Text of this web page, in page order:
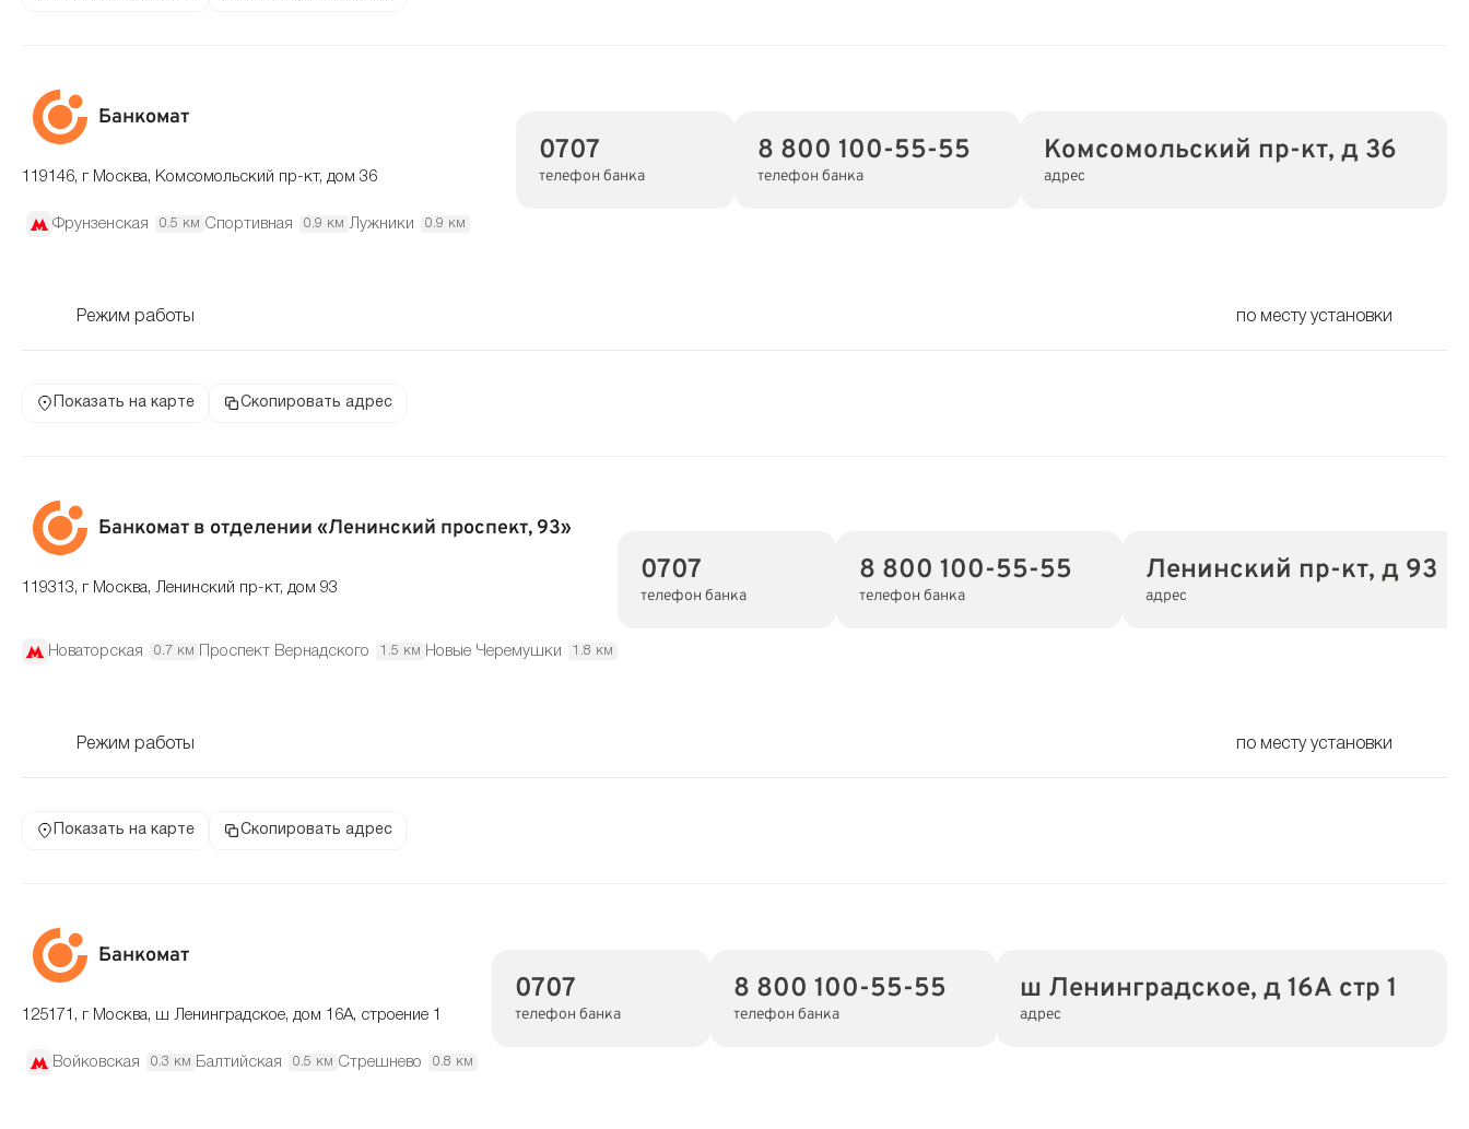
Банкомат
119146, г Москва, Комсомольский пр-кт, дом 36
Фрунзенская 0.5 км Спортивная 0.9 км Лужники 0.9 км
0707
телефон банка
8 800 100-55-55
телефон банка
Комсомольский пр-кт, д 36
адрес
Режим работы по месту установки
Показать на карте Скопировать адрес
Банкомат в отделении «Ленинский проспект, 93»
119313, г Москва, Ленинский пр-кт, дом 93
Новаторская 0.7 км Проспект Вернадского 1.5 км Новые Черемушки 1.8 км
0707
телефон банка
8 800 100-55-55
телефон банка
Ленинский пр-кт, д 93
адрес
Режим работы по месту установки
Показать на карте Скопировать адрес
Банкомат
125171, г Москва, ш Ленинградское, дом 16А, строение 1
Войковская 0.3 км Балтийская 0.5 км Стрешнево 0.8 км
0707
телефон банка
8 800 100-55-55
телефон банка
ш Ленинградское, д 16А стр 1
адрес